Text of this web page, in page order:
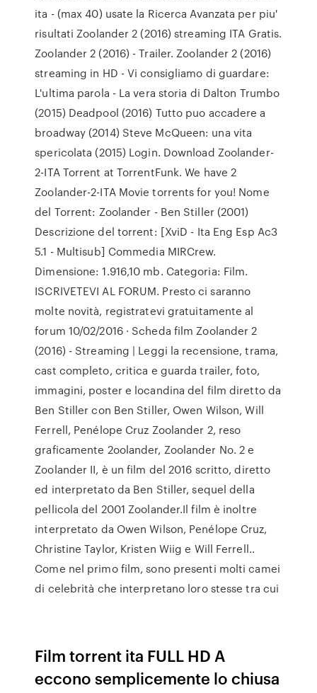
ita - (max 40) usate la Ricerca Avanzata per piu'
risultati Zoolander 2 (2016) streaming ITA Gratis.
Zoolander 2 (2016) - Trailer. Zoolander 2 (2016)
streaming in HD - Vi consigliamo di guardare:
L'ultima parola - La vera storia di Dalton Trumbo
(2015) Deadpool (2016) Tutto puo accadere a
broadway (2014) Steve McQueen: una vita
spericolata (2015) Login. Download Zoolander-
2-ITA Torrent at TorrentFunk. We have 2
Zoolander-2-ITA Movie torrents for you! Nome
del Torrent: Zoolander - Ben Stiller (2001)
Descrizione del torrent: [XviD - Ita Eng Esp Ac3
5.1 - Multisub] Commedia MIRCrew.
Dimensione: 1.916,10 mb. Categoria: Film.
ISCRIVETEVI AL FORUM. Presto ci saranno
molte novità, registratevi gratuitamente al
forum 10/02/2016 · Scheda film Zoolander 2
(2016) - Streaming | Leggi la recensione, trama,
cast completo, critica e guarda trailer, foto,
immagini, poster e locandina del film diretto da
Ben Stiller con Ben Stiller, Owen Wilson, Will
Ferrell, Penélope Cruz Zoolander 2, reso
graficamente 2oolander, Zoolander No. 2 e
Zoolander II, è un film del 2016 scritto, diretto
ed interpretato da Ben Stiller, sequel della
pellicola del 2001 Zoolander.Il film è inoltre
interpretato da Owen Wilson, Penélope Cruz,
Christine Taylor, Kristen Wiig e Will Ferrell..
Come nel primo film, sono presenti molti camei
di celebrità che interpretano loro stesse tra cui
Film torrent ita FULL HD A
eccono semplicemente lo chiusa